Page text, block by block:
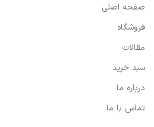
صفحه اصلی
فروشگاه
مقالات
سبد خرید
درباره ما
تماس با ما